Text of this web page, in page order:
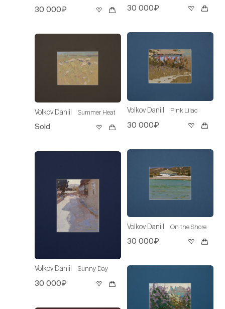
30 000₽
Volkov Daniil Summer Heat
Sold
Volkov Daniil Sunny Day
30 000₽
30 000₽
Volkov Daniil Pink Lilac
30 000₽
Volkov Daniil On the Shore
30 000₽